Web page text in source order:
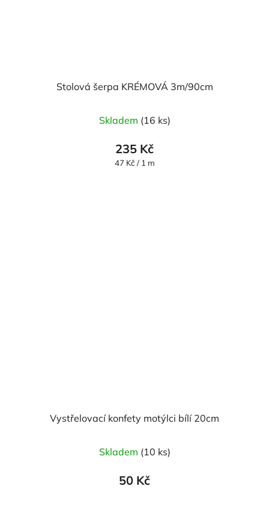
Stolová šerpa KRÉMOVÁ 3m/90cm
Skladem (16 ks)
235 Kč
Měrná
47 Kč / 1 m
Vystřelovací konfety motýlci bílí 20cm
Skladem (10 ks)
50 Kč